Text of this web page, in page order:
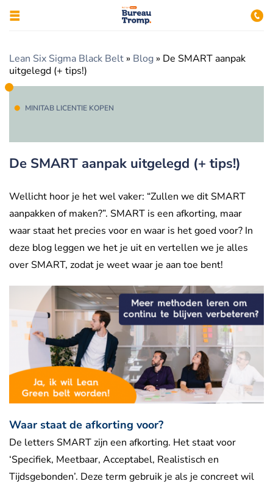
Lean Six Sigma Black Belt » Blog » De SMART aanpak
uitgelegd (+ tips!)
MINITAB LICENTIE KOPEN
De SMART aanpak uitgelegd (+ tips!)
Wellicht hoor je het wel vaker: “Zullen we dit SMART
aanpakken of maken?”. SMART is een afkorting, maar
waar staat het precies voor en waar is het goed voor? In
deze blog leggen we het je uit en vertellen we je alles
over SMART, zodat je weet waar je aan toe bent!
Waar staat de afkorting voor?
De letters SMART zijn een afkorting. Het staat voor
‘Specifiek, Meetbaar, Acceptabel, Realistisch en
Tijdsgebonden’. Deze term gebruik je als je concreet wil